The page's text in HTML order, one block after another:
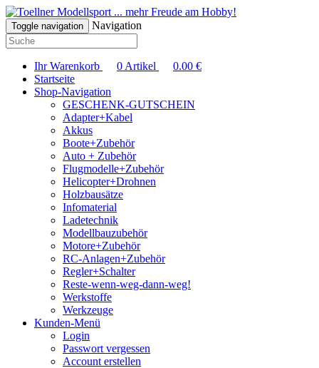
... mehr Freude am Hobby!
Toggle navigation Navigation
Ihr Warenkorb 0 Artikel 0.00 €
Startseite
Shop-Navigation
GESCHENK-GUTSCHEIN
Adapter+Kabel
Akkus
Boote+Zubehör
Auto + Zubehör
Flugmodelle+Zubehör
Helicopter+Drohnen
Holzbausätze
Infomaterial
Ladetechnik
Modellbauzubehör
Motore+Zubehör
RC-Anlagen+Zubehör
Regler+Schalter
Reste-wenn-weg-dann-weg!
Werkstoffe
Werkzeuge
Kunden-Menü
Login
Passwort vergessen
Account erstellen